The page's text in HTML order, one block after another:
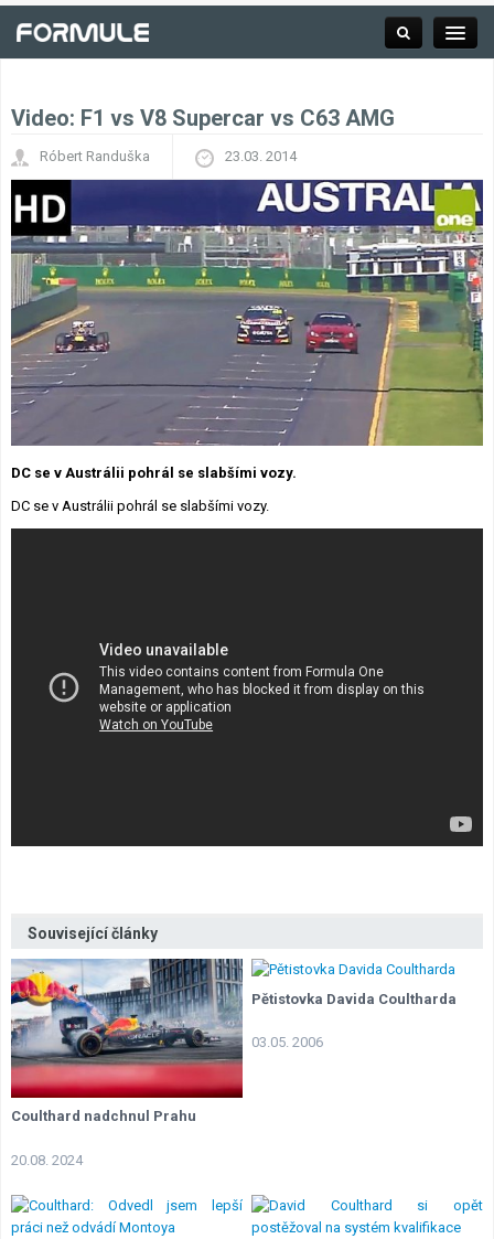
Závodní série
Kalendář F1
Výsledky F1
Týmy a jezdci F1
Video: F1 vs V8 Supercar vs C63 AMG
Róbert Randuška 23.03. 2014
DC se v Austrálii pohrál se slabšími vozy.
DC se v Austrálii pohrál se slabšími vozy.
Související články
Coulthard nadchnul Prahu
20.08. 2024
Pětistovka Davida Coultharda
03.05. 2006